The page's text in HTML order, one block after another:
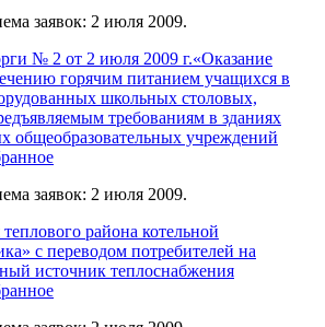
заявок: 2 июля 2009.
№ 2 от 2 июля 2009 г.«Оказание
горячим питанием учащихся в
школьных столовых,
требованиям в зданиях
общеобразовательных учреждений
заявок: 2 июля 2009.
района котельной
с переводом потребителей на
источник теплоснабжения